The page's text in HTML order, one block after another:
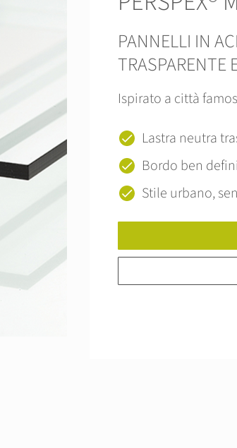
PANNELLI IN
TRASPARENTE
Ispirato a città
Lastra neutra
Bordo ben
Stile urbano,